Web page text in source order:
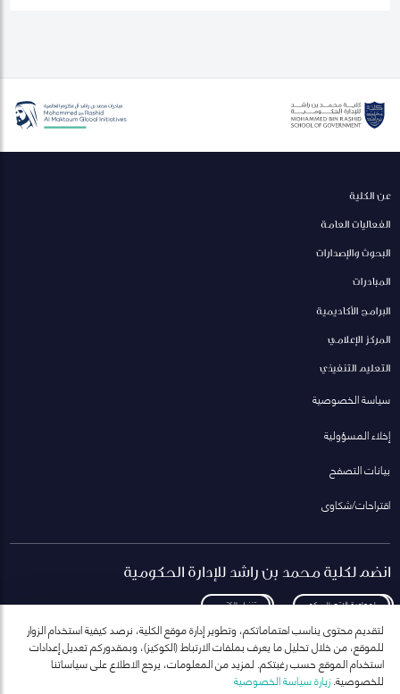
عن الكلية
الفعاليات العامة
البحوث والإصدارات
المبادرات
البرامج الأكاديمية
المركز الإعلامي
التعليم التنفيذي
سياسة الخصوصية
إخلاء المسؤولية
بيانات التصفح
اقتراحات/شكاوى
انضم لكلية محمد بن راشد للإدارة الحكومية
لمعاودة الاتصال بكم تنزيل الكتيب
انضم إلى قائمة مراسلاتنا
لتقديم محتوى يناسب اهتماماتكم، وتطوير إدارة موقع الكلية، نرصد كيفية استخدام الزوار
للموقع، من خلال تحليل ما يعرف بملفات الارتباط (الكوكيز)، وبمقدوركم تعديل إعدادات
استخدام الموقع حسب رغبتكم. لمزيد من المعلومات، يرجع الاطلاع على سياساتنا
للخصوصية.زيارة سياسة الخصوصية